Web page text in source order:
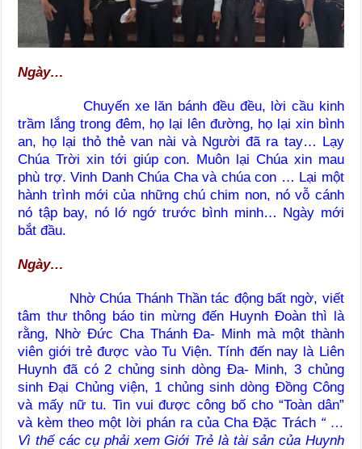
Ngày…
Chuyến xe lăn bánh đều đều, lời cầu kinh
trầm lắng trong đêm, họ lại lên đường, họ lại xin bình
an, họ lại thỏ thẻ van nài và Người đã ra tay… Lạy
Chúa Trời xin tới giúp con. Muôn lại Chúa xin mau
phù trợ. Vinh Danh Chúa Cha và chúa con … Lại một
hành trình mới của những chú chim non, nó vỗ cánh
nó tập bay, nó lớ ngớ trước bình minh… Ngày mới
bắt đầu.
Ngày…
Nhờ Chúa Thánh Thần tác động bất ngờ, viết
tâm thư thông báo tin mừng đến Huynh Đoàn thì là
rằng, Nhờ Đức Cha Thánh Đa- Minh mà một thành
viên giới trẻ được vào Tu Viện. Tính đến nay là Liên
Huynh đã có 2 chủng sinh dòng Đa- Minh, 3 chủng
sinh Đại Chủng viện, 1 chủng sinh dòng Đồng Công
và mấy nữ tu. Tin vui được công bố cho “Toàn dân”
và kèm theo một lời phán ra của Cha Đặc Trách “ …
Vì thế các cụ phải xem Giới Trẻ là tài sản của Huynh